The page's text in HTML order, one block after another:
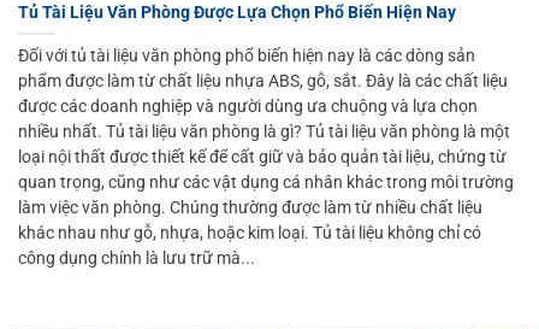
Tủ Tài Liệu Văn Phòng Được Lựa Chọn Phổ Biến Hiện Nay
Đối với tủ tài liệu văn phòng phổ biến hiện nay là các dòng sản
phẩm được làm từ chất liệu nhựa ABS, gỗ, sắt. Đây là các chất liệu
được các doanh nghiệp và người dùng ưa chuộng và lựa chọn
nhiều nhất. Tủ tài liệu văn phòng là gì? Tủ tài liệu văn phòng là một
loại nội thất được thiết kế để cất giữ và bảo quản tài liệu, chứng từ
quan trọng, cũng như các vật dụng cá nhân khác trong môi trường
làm việc văn phòng. Chúng thường được làm từ nhiều chất liệu
khác nhau như gỗ, nhựa, hoặc kim loại. Tủ tài liệu không chỉ có
công dụng chính là lưu trữ mà...